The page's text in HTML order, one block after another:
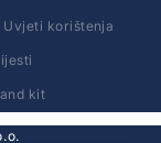
Uvjeti korištenja
kit